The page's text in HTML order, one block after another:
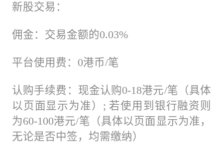
新股交易：
佣金：交易金额的0.03%
平台使用费：0港币/笔
认购手续费：现金认购0-18港元/笔（具体
以页面显示为准）; 若使用到银行融资则
为60-100港元/笔（具体以页面显示为准，
无论是否中签，均需缴纳）